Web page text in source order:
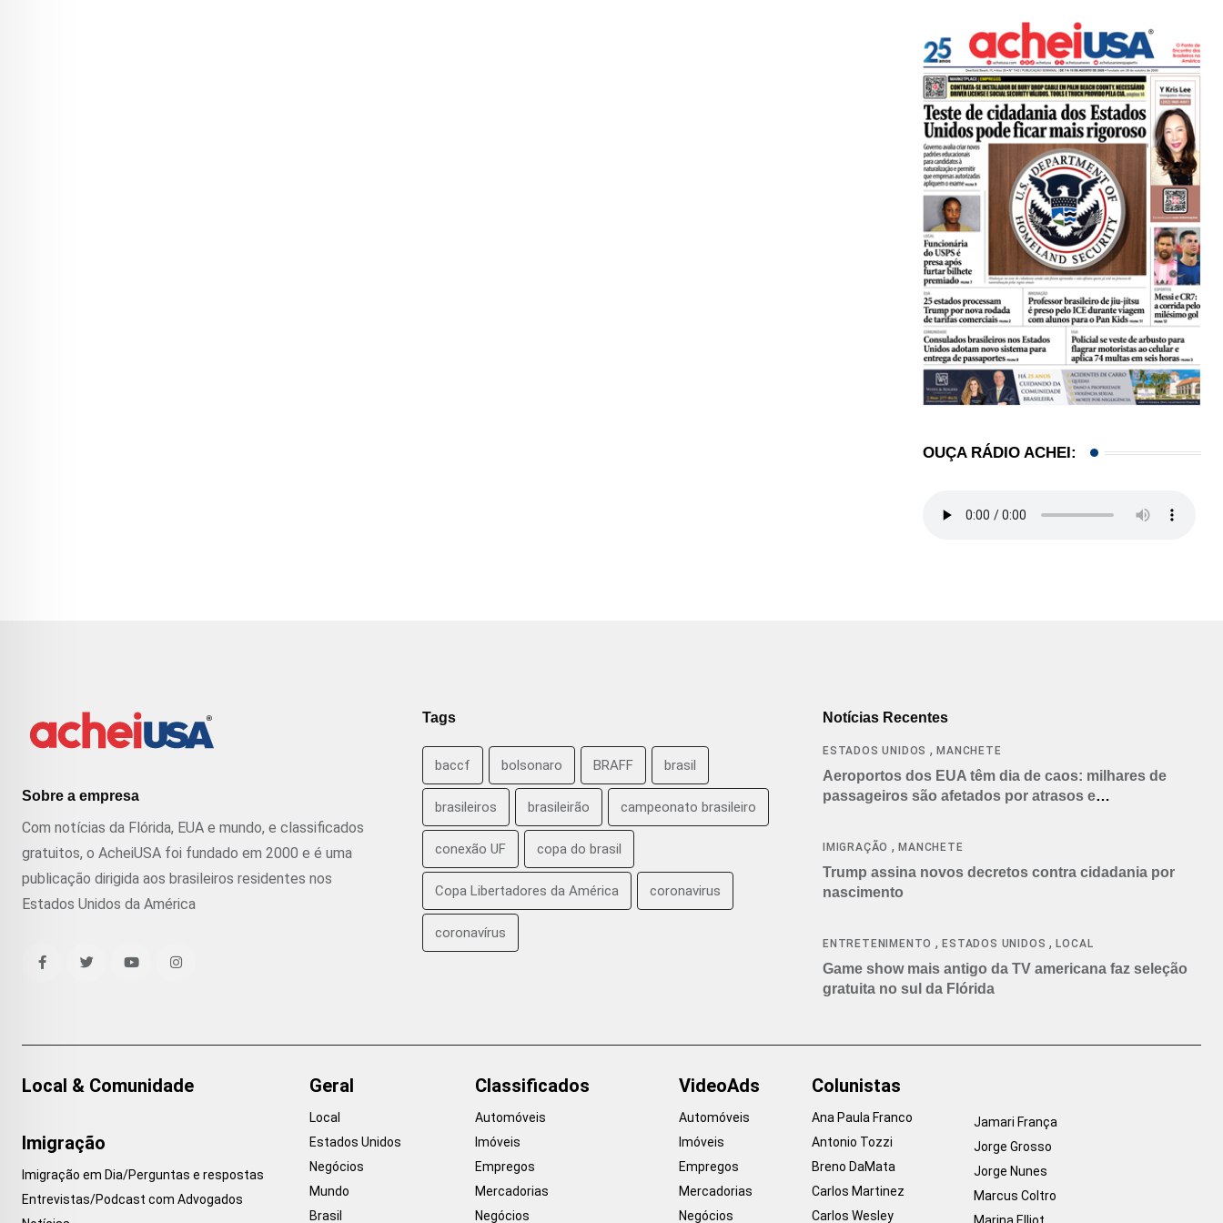
OUÇA RÁDIO ACHEI:
Sobre a empresa
Com notícias da Flórida, EUA e mundo, e classificados
gratuitos, o AcheiUSA foi fundado em 2000 e é uma
publicação dirigida aos brasileiros residentes nos
Estados Unidos da América
Tags
baccf bolsonaro BRAFF brasil
brasileiros brasileirão campeonato brasileiro
conexão UF copa do brasil
Copa Libertadores da América coronavirus
coronavírus
Notícias Recentes
ESTADOS UNIDOS ,MANCHETE
Aeroportos dos EUA têm dia de caos: milhares de
passageiros são afetados por atrasos e
IMIGRAÇÃO ,MANCHETE
Trump assina novos decretos contra cidadania por
nascimento
ENTRETENIMENTO ,ESTADOS UNIDOS ,LOCAL
Game show mais antigo da TV americana faz seleção
gratuita no sul da Flórida
Local & Comunidade
Imigração
Imigração em Dia/Perguntas e respostas
Entrevistas/Podcast com Advogados
Geral
Local
Estados Unidos
Negócios
Mundo
Brasil
Classificados
Automóveis
Imóveis
Empregos
Mercadorias
Negócios
VideoAds
Automóveis
Imóveis
Empregos
Mercadorias
Negócios
Colunistas
Ana Paula Franco
Antonio Tozzi
Breno DaMata
Carlos Martinez
Carlos Wesley
Jamari França
Jorge Grosso
Jorge Nunes
Marcus Coltro